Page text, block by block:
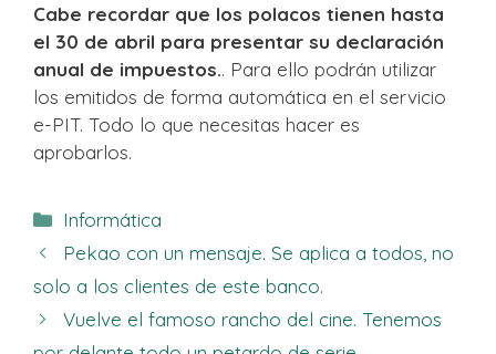
Cabe recordar que los polacos tienen hasta
el 30 de abril para presentar su declaración
anual de impuestos.. Para ello podrán utilizar
los emitidos de forma automática en el servicio
e-PIT. Todo lo que necesitas hacer es
aprobarlos.
Categorías
Informática
Pekao con un mensaje. Se aplica a todos, no
solo a los clientes de este banco.
Vuelve el famoso rancho del cine. Tenemos